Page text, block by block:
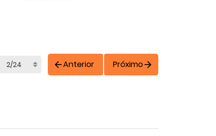
Anterior Próximo